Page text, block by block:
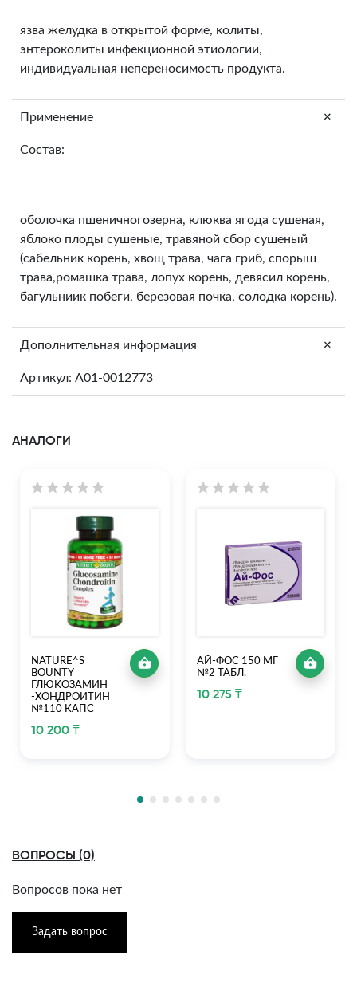
язва желудка в открытой форме, колиты,
энтероколиты инфекционной этиологии,
индивидуальная непереносимость продукта.
Применение +
Состав:
оболочка пшеничногозерна, клюква ягода сушеная,
яблоко плоды сушеные, травяной сбор сушеный
(сабельник корень, хвощ трава, чага гриб, спорыш
трава,ромашка трава, лопух корень, девясил корень,
багульниик побеги, березовая почка, солодка корень).
Дополнительная информация +
Артикул: A01-0012773
АНАЛОГИ
NATURE^S
BOUNTY
ГЛЮКОЗАМИН
-ХОНДРОИТИН
№110 КАПС
10 200 ₸
АЙ-ФОС 150 МГ
№2 ТАБЛ.
10 275 ₸
ВОПРОСЫ (0)
Вопросов пока нет
Задать вопрос